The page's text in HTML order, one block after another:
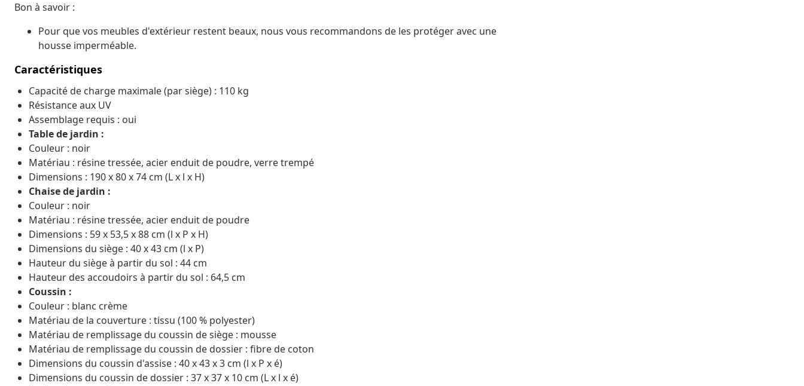
Bon à savoir :
Pour que vos meubles d'extérieur restent beaux, nous vous recommandons de les protéger avec une
housse imperméable.
Caractéristiques
Capacité de charge maximale (par siège) : 110 kg
Résistance aux UV
Assemblage requis : oui
Table de jardin :
Couleur : noir
Matériau : résine tressée, acier enduit de poudre, verre trempé
Dimensions : 190 x 80 x 74 cm (L x l x H)
Chaise de jardin :
Couleur : noir
Matériau : résine tressée, acier enduit de poudre
Dimensions : 59 x 53,5 x 88 cm (l x P x H)
Dimensions du siège : 40 x 43 cm (l x P)
Hauteur du siège à partir du sol : 44 cm
Hauteur des accoudoirs à partir du sol : 64,5 cm
Coussin :
Couleur : blanc crème
Matériau de la couverture : tissu (100 % polyester)
Matériau de remplissage du coussin de siège : mousse
Matériau de remplissage du coussin de dossier : fibre de coton
Dimensions du coussin d'assise : 40 x 43 x 3 cm (l x P x é)
Dimensions du coussin de dossier : 37 x 37 x 10 cm (L x l x é)